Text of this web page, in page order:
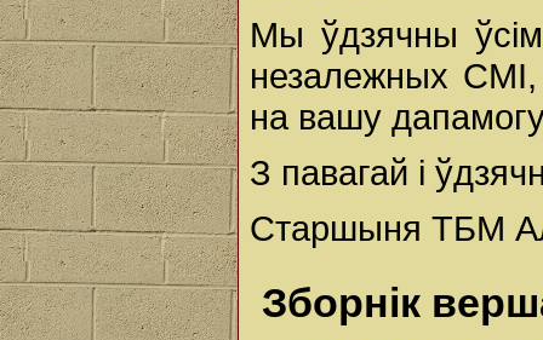
Мы ўдзячны
незалежных
на вашу
З павагай і
Старшыня ТБМ
Зборнік